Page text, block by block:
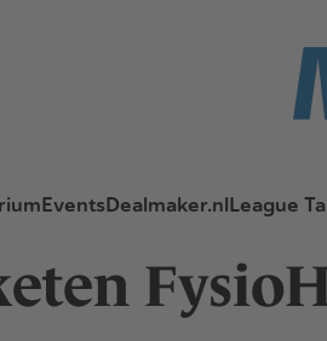
EventsDealmaker.nlLeague